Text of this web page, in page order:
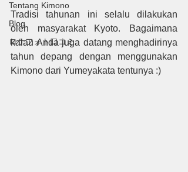
Tentang Kimono
Blog
ロケフォト口コミ
Tradisi tahunan ini selalu dilakukan
oleh masyarakat Kyoto. Bagaimana
kalau Anda juga datang menghadirinya
tahun depang dengan menggunakan
Kimono dari Yumeyakata tentunya :)